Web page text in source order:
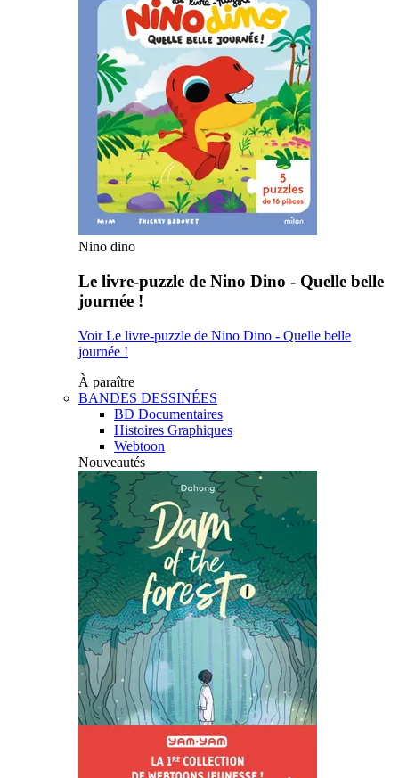
Nino dino
Le livre-puzzle de Nino Dino - Quelle belle
journée !
Voir Le livre-puzzle de Nino Dino - Quelle belle
journée !
À paraître
BANDES DESSINÉES
BD Documentaires
Histoires Graphiques
Webtoon
Nouveautés